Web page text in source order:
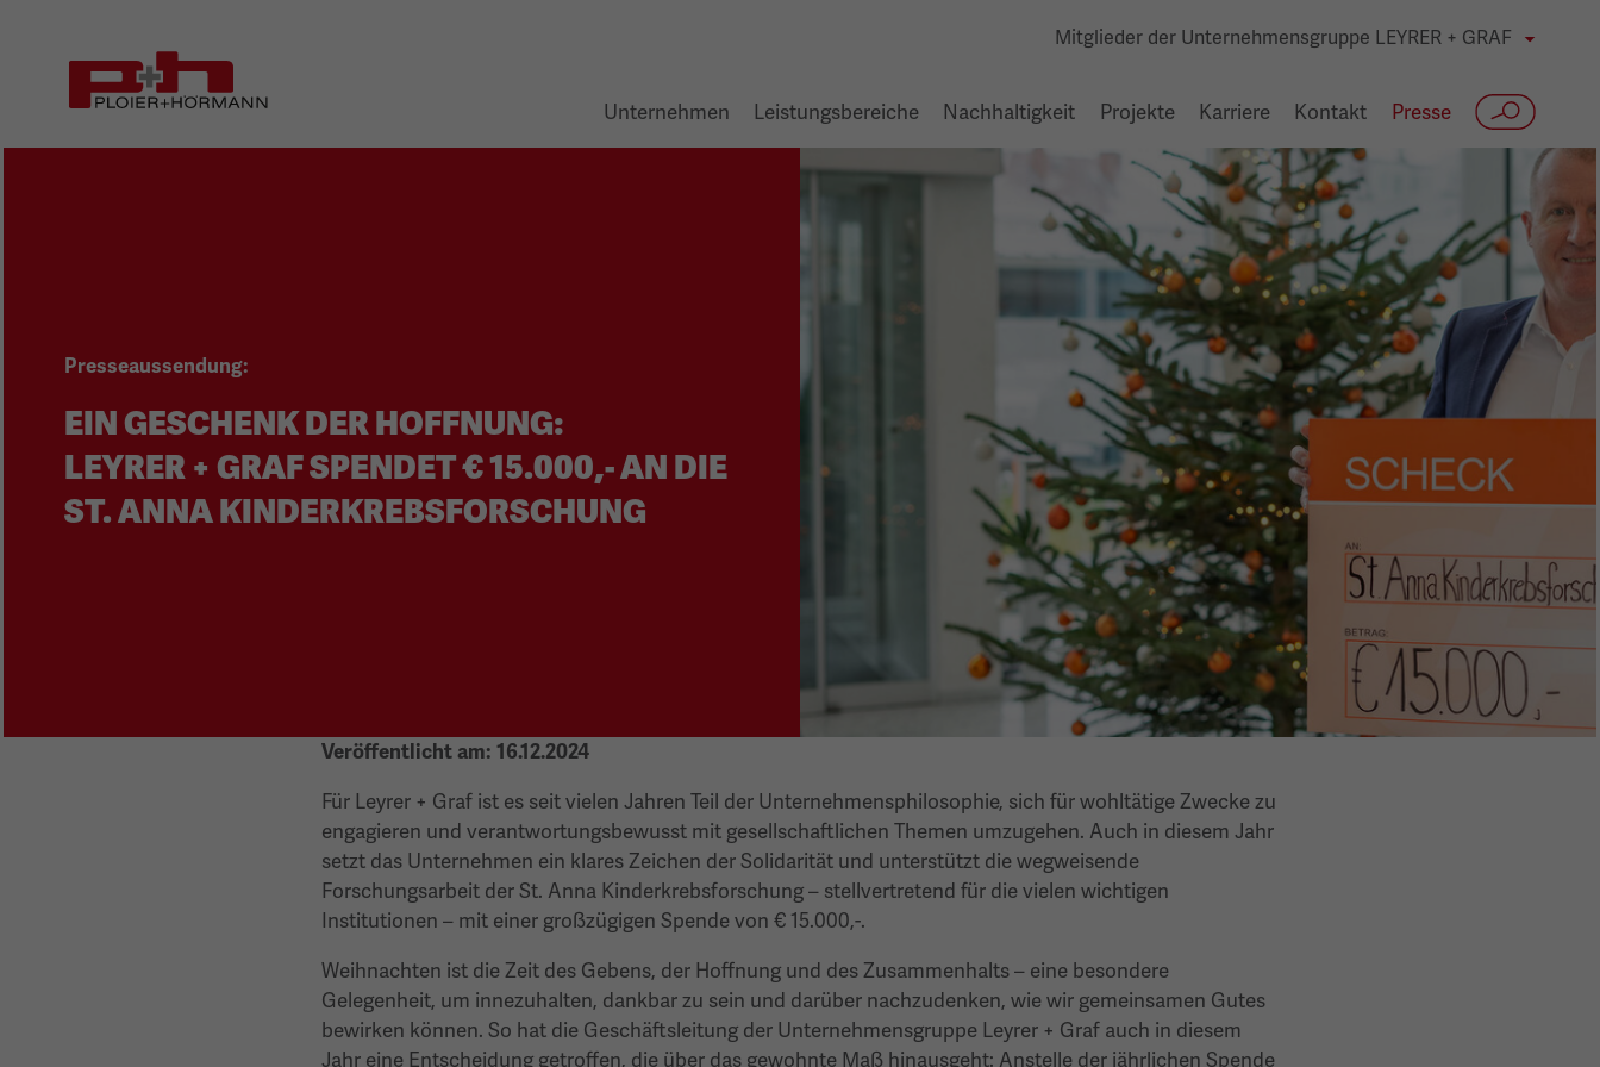
Seiteninhalt
Hauptnavigation
Mitglieder der Unternehmensgruppe LEYRER + GRAF
Unternehmen Leistungsbereiche Nachhaltigkeit Projekte Karriere Kontakt Presse Suche
Presseaussendung:
EIN GESCHENK DER HOFFNUNG:
LEYRER + GRAF SPENDET € 15.000,- AN DIE
ST. ANNA KINDERKREBSFORSCHUNG
Veröffentlicht am:16.12.2024
Für Leyrer + Graf ist es seit vielen Jahren Teil der Unternehmensphilosophie, sich für wohltätige Zwecke zu
engagieren und verantwortungsbewusst mit gesellschaftlichen Themen umzugehen. Auch in diesem Jahr
setzt das Unternehmen ein klares Zeichen der Solidarität und unterstützt die wegweisende
Forschungsarbeit der St. Anna Kinderkrebsforschung – stellvertretend für die vielen wichtigen
Institutionen – mit einer großzügigen Spende von € 15.000,-.
Weihnachten ist die Zeit des Gebens, der Hoffnung und des Zusammenhalts – eine besondere
Gelegenheit, um innezuhalten, dankbar zu sein und darüber nachzudenken, wie wir gemeinsamen Gutes
bewirken können. So hat die Geschäftsleitung der Unternehmensgruppe Leyrer + Graf auch in diesem
Jahr eine Entscheidung getroffen, die über das gewohnte Maß hinausgeht: Anstelle der jährlichen Spende